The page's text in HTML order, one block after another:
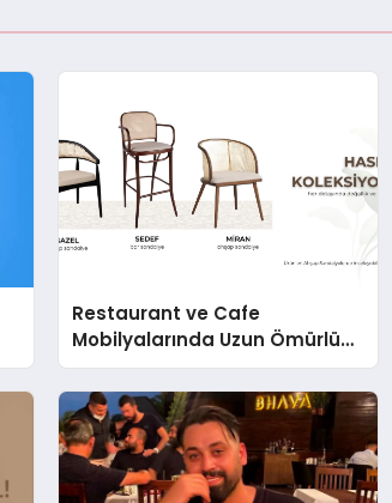
Restaurant ve Cafe
Mobilyalarında Uzun Ömürlü
Sandalye Nasıl Seçilir?